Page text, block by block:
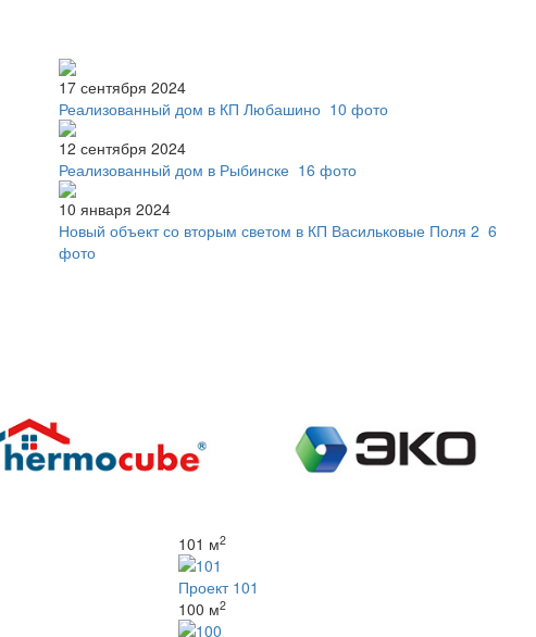
17 сентября 2024
Реализованный дом в КП Любашино 10 фото
12 сентября 2024
Реализованный дом в Рыбинске 16 фото
10 января 2024
Новый объект со вторым светом в КП Васильковые Поля 2 6
фото
101 м2
Проект 101
100 м2